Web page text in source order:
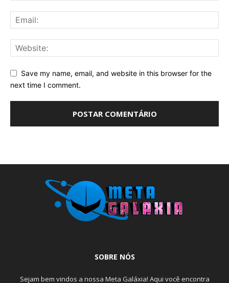
Save my name, email, and website in this browser for the
next time I comment.
SOBRE NÓS
Sejam bem vindos a nossa Meta Galáxia! Aqui você encontra